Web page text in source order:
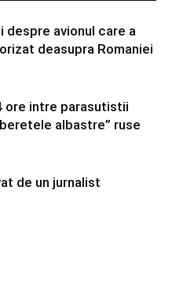
despre avionul care a
deasupra Romaniei
ore intre parasutistii
albastre” ruse
de un jurnalist